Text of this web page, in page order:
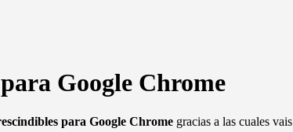
Google Chrome
para Google Chrome gracias a las cuales